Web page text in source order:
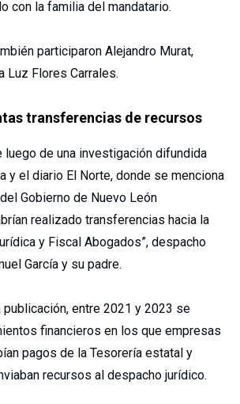
con la familia del mandatario.
participaron Alejandro Murat,
Luz Flores Carrales.
transferencias de recursos
luego de una investigación difundida
y el diario El Norte, donde se menciona
Gobierno de Nuevo León
realizado transferencias hacia la
y Fiscal Abogados”, despacho
García y su padre.
publicación, entre 2021 y 2023 se
financieros en los que empresas
pagos de la Tesorería estatal y
recursos al despacho jurídico.